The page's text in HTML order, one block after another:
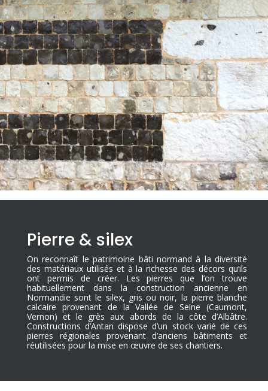
Pierre & silex
On reconnaît le patrimoine bâti normand à la diversité
des matériaux utilisés et à la richesse des décors qu’ils
ont permis de créer. Les pierres que l’on trouve
habituellement dans la construction ancienne en
Normandie sont le silex, gris ou noir, la pierre blanche
calcaire provenant de la Vallée de Seine (Caumont,
Vernon) et le grès aux abords de la côte d’Albâtre.
Constructions d’Antan dispose d’un stock varié de ces
pierres régionales provenant d’anciens bâtiments et
réutilisées pour la mise en œuvre de ses chantiers.